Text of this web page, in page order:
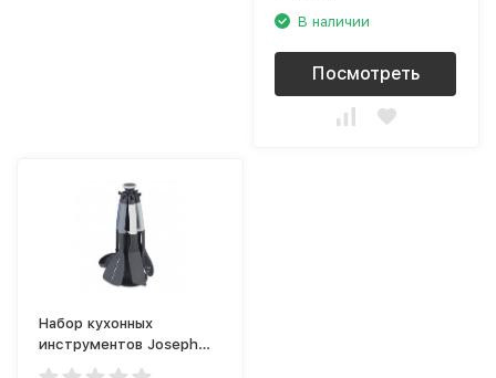
В наличии
Посмотреть
Набор кухонных
инструментов Joseph
Joseph Elevate Carousel